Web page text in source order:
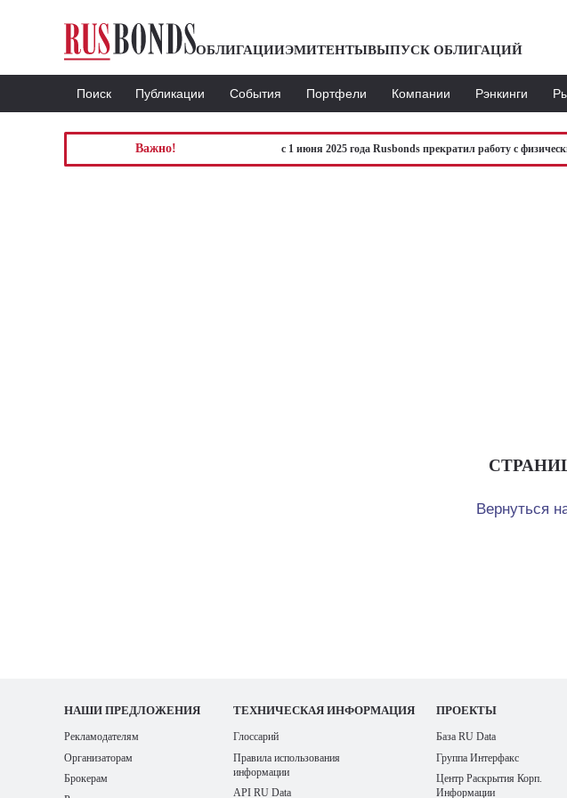
ОБЛИГАЦИИЭМИТЕНТЫВЫПУСК ОБЛИГАЦИЙ
Поиск Публикации События Портфели Компании Рэнкинги
Важно! с 1 июня 2025 года Rusbonds прекратил работу с
Вернуться
НАШИ ПРЕДЛОЖЕНИЯ
Рекламодателям
Организаторам
Брокерам
ТЕХНИЧЕСКАЯ ИНФОРМАЦИЯ
Глоссарий
Правила использования
информации
API RU Data
ПРОЕКТЫ
База RU Data
Группа Интерфакс
Центр Раскрытия Корп.
Информации